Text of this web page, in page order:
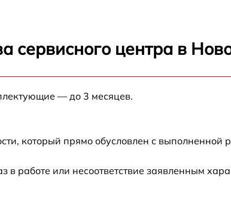
сервисного центра в
— до 3 месяцев.
который прямо обусловлен с
работе или несоответствие заявленным